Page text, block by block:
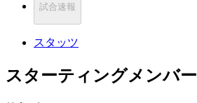
試合速報
スタッツ
スターティングメンバー